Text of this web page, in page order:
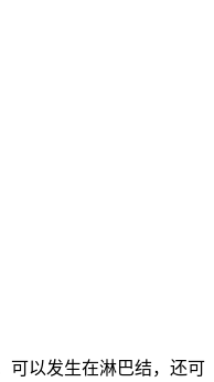
以发生在淋巴结，还可